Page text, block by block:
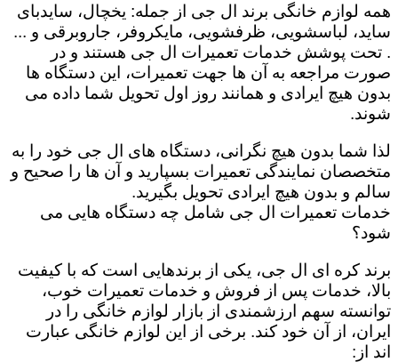
همه لوازم خانگی برند ال جی از جمله: یخچال، سایدبای
ساید، لباسشویی، ظرفشویی، مایکروفر، جاروبرقی و ...
. تحت پوشش خدمات تعمیرات ال جی هستند و در
صورت مراجعه به آن ها جهت تعمیرات، این دستگاه ها
بدون هیچ ایرادی و همانند روز اول تحویل شما داده می
شوند.
لذا شما بدون هیچ نگرانی، دستگاه های ال جی خود را به
متخصصان نمایندگی تعمیرات بسپارید و آن ها را صحیح و
سالم و بدون هیچ ایرادی تحویل بگیرید.
خدمات تعمیرات ال جی شامل چه دستگاه هایی می
شود؟
برند کره ای ال جی، یکی از برندهایی است که با کیفیت
بالا، خدمات پس از فروش و خدمات تعمیرات خوب،
توانسته سهم ارزشمندی از بازار لوازم خانگی را در
ایران، از آن خود کند. برخی از این لوازم خانگی عبارت
اند از: